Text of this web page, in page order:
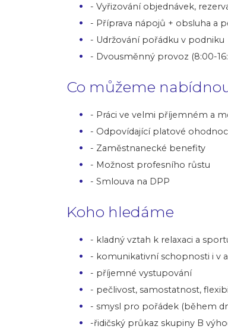
- Vyřizování objednávek,
- Příprava nápojů + obsluha a
- Udržování pořádku v podniku
- Dvousměnný provoz (8:00-
Co můžeme
- Práci ve velmi příjemném a
- Odpovídající platové
- Zaměstnanecké benefity
- Možnost profesního růstu
- Smlouva na DPP
Koho hledáme
- kladný vztah k relaxaci a
- komunikativní schopnosti i v
- příjemné vystupování
- pečlivost, samostatnost,
- smysl pro pořádek (během
-řidičský průkaz skupiny B